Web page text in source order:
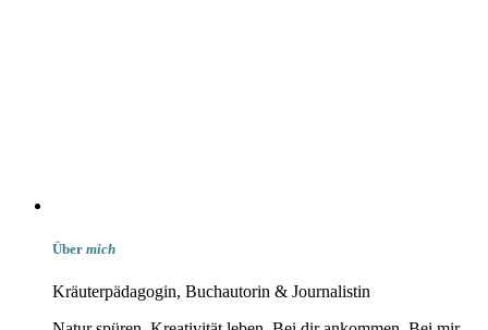
Über mich
Kräuterpädagogin, Buchautorin & Journalistin